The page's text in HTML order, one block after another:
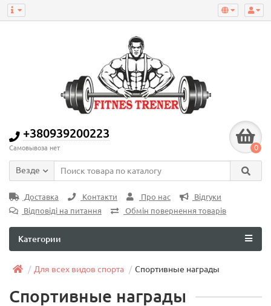
+380939200223
Самовывоза нет 0
Везде
Доставка Контакти Про нас
Відгуки
Відповіді на питання
Обмін повернення товарів
Категории
Для всех видов спорта Спортивные награды
Спортивные награды